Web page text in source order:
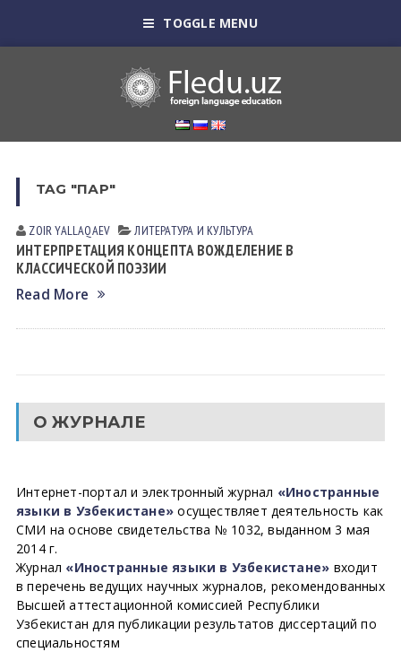
TOGGLE MENU
TAG "ПАР"
ZOIR YALLАQАEV ЛИТЕРАТУРА И КУЛЬТУРА
ИНТЕРПРЕТАЦИЯ КОНЦЕПТА ВОЖДЕЛЕНИЕ В
КЛАССИЧЕСКОЙ ПОЭЗИИ
Read More
О ЖУРНАЛЕ
Интернет-портал и электронный журнал «Иностранные
языки в Узбекистане» осуществляет деятельность как
СМИ на основе свидетельства № 1032, выданном 3 мая
2014 г.
Журнал «Иностранные языки в Узбекистане» входит
в перечень ведущих научных журналов, рекомендованных
Высшей аттестационной комиссией Республики
Узбекистан для публикации результатов диссертаций по
специальностям